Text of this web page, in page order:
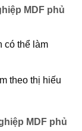
MDF phủ
có thể làm
theo thị hiếu
MDF phủ